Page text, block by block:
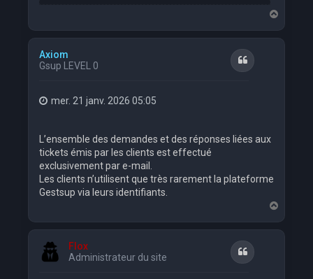
a
Axiom
Gsup LEVEL 0
Citation
mer. 21 janv. 2026 05:05
L’ensemble des demandes et des réponses liées aux
tickets émis par les clients est effectué
exclusivement par e-mail.
Les clients n’utilisent que très rarement la plateforme
Gestsup via leurs identifiants.
a
u
Flox
Administrateur du site
Citation